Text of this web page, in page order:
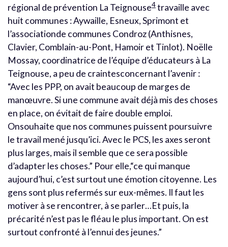
régional de prévention La Teignouse4travaille avec
huit communes : Aywaille, Esneux, Sprimont et
l’associationde communes Condroz (Anthisnes,
Clavier, Comblain-au-Pont, Hamoir et Tinlot). Noëlle
Mossay, coordinatrice de l’équipe d’éducateurs à La
Teignouse, a peu de craintesconcernant l’avenir :
“Avec les PPP, on avait beaucoup de marges de
manœuvre. Si une commune avait déjà mis des choses
en place, on évitait de faire double emploi.
Onsouhaite que nos communes puissent poursuivre
le travail mené jusqu’ici. Avec le PCS, les axes seront
plus larges, mais il semble que ce sera possible
d’adapter les choses.” Pour elle,“ce qui manque
aujourd’hui, c’est surtout une émotion citoyenne. Les
gens sont plus refermés sur eux-mêmes. Il faut les
motiver à se rencontrer, à se parler…Et puis, la
précarité n’est pas le fléau le plus important. On est
surtout confronté à l’ennui des jeunes.”